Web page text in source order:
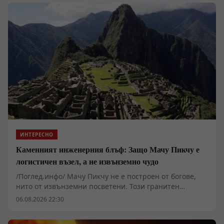
легенди, а от сурова руда, влажни шахти и варварска
за днешните стандарти логистика. Преди навлизането
на мащабните водни помпи и хоризонталните
галерии през петнадесети век, добивът на желязо,
сребро и калай беше заклещен в интелектуална мъгла
от физически ограничения, плитки изкопи и
перманентна липса на кислород.
ИНТЕРЕСНО
Каменният инженерния блъф: Защо Мачу Пикчу е
логистичен възел, а не извънземно чудо
/Поглед.инфо/ Мачу Пикчу не е построен от богове,
нито от извънземни посветени. Този гранитeн
комплекс, кацнал на 2430 метра надморска височина
06.08.2026 22:30